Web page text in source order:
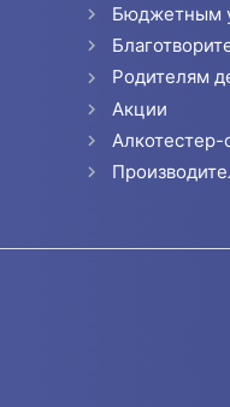
Бюджетным
Родителям
Акции
Алкотестер-